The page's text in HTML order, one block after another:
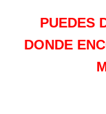
PUEDES
DONDE